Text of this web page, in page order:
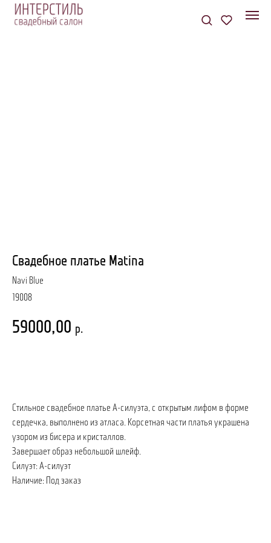
Свадебное платье Matina
Navi Blue
19008
59000,00 р.
Стильное свадебное платье А-силуэта, с открытым лифом в форме
сердечка, выполнено из атласа. Корсетная части платья украшена
узором из бисера и кристаллов.
Завершает образ небольшой шлейф.
Силуэт: А-силуэт
Наличие: Под заказ